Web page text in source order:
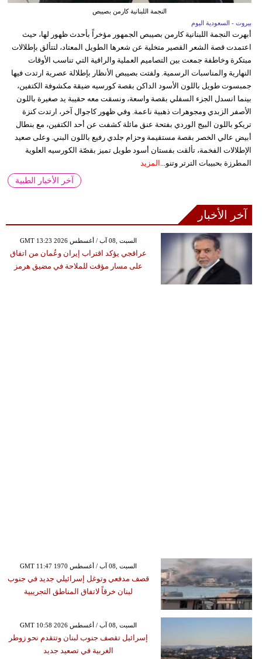
النجمة اللبنانية كارمن بصيبص
بيروت - السعودية اليوم
أبهرت النجمة اللبنانية كارمن بصيبص الجمهور مؤخراً بأحدث ظهور لها، حيث
اعتمدت قصة الشعر القصير متخلية عن شعرها الطويل المعتاد، لتتألق بإطلالات
مبتكرة وخاطفة جمعت بين التصاميم العملية والراقية التي تناسب الأوقات
النهارية والمناسبات الرسمية. ولفتت بصيبص الأنظار بإطلالة عصرية ارتدت فيها
جمبسوت طويل باللون الأسود الداكن بقصة كورسيه ضيقة مكشوفة الكتفين،
بينما انسدل الجزء السفلي بقصة واسعة، ونسقت معه حقيبة يد صغيرة باللون
الأصفر الزبدي ومجوهرات ذهبية ناعمة. وفي ظهور كاجوال آخر، ارتدت كنزة
تريكو باللون البيج الوردي بفتحة عنق مائلة كشفت عن أحد الكتفين، مع بنطال
أبيض عالي الخصر بقصة مستقيمة وحزام جلدي رفيع باللون البني. وعلى صعيد
الإطلالات الفخمة، تألقت بفستان أسود طويل تميز بقصّة الكورسيه العلوية
المطرزة بحبيبات الترتر وتنو... المزيد
آخر الأخبار الطبية
آخر الأخبار
GMT 13:23 2026 السبت ,08 آب / أغسطس
عراقجي يؤكد اقتراب إيران وعُمان من اتفاق
على مسار مؤقت للملاحة في مضيق هرمز
GMT 11:47 1970 السبت ,08 آب / أغسطس
قصف مدفعي وتوغل إسرائيلي جديد في جنوب
لبنان خرقاً لاتفاق المناطق التجريبية
GMT 10:58 2026 السبت ,08 آب / أغسطس
إسرائيل تقصف جنوب لبنان وتتقدم نحو زوطر
الغربية في تصعيد جديد